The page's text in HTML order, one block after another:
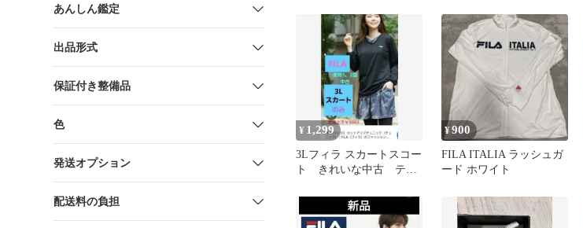
あんしん鑑定
出品形式
保証付き整備品
色
発送オプション
配送料の負担
¥ 1,299
3Lフィラ スカートスコー
ト きれいな中古 テニ
ェアに
¥900
FILA ITALIA ラッシュガ
ード ホワイト